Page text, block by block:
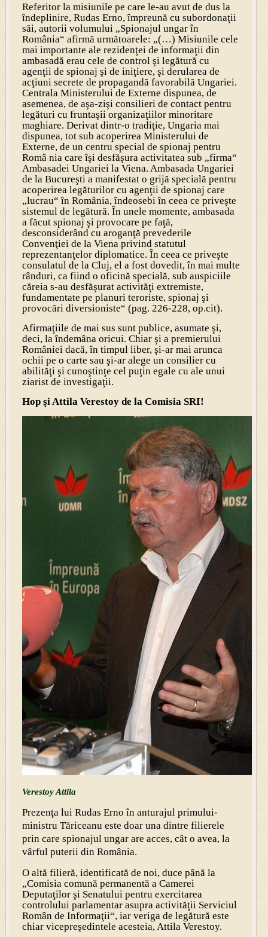
Referitor la misiunile pe care le-au avut de dus la
îndeplinire, Rudas Erno, împreună cu subordonaţii
săi, autorii volumului „Spionajul ungar în
România“ afirmă următoarele: „(…) Misiunile cele
mai importante ale rezidenţei de informaţii din
ambasadă erau cele de control şi legătură cu
agenţii de spionaj şi de iniţiere, şi derularea de
acţiuni secrete de propagandă favorabilă Ungariei.
Centrala Ministerului de Externe dispunea, de
asemenea, de aşa-zişi consilieri de contact pentru
legături cu fruntaşii organizaţiilor minoritare
maghiare. Derivat dintr-o tradiţie, Ungaria mai
dispunea, tot sub acoperirea Ministerului de
Externe, de un centru special de spionaj pentru
Româ nia care îşi desfăşura activitatea sub „firma“
Ambasadei Ungariei la Viena. Ambasada Ungariei
de la Bucureşti a manifestat o grijă specială pentru
acoperirea legăturilor cu agenţii de spionaj care
„lucrau“ în România, îndeosebi în ceea ce priveşte
sistemul de legătură. În unele momente, ambasada
a făcut spionaj şi provocare pe faţă,
desconsiderând cu aroganţă prevederile
Convenţiei de la Viena privind statutul
reprezentanţelor diplomatice. În ceea ce priveşte
consulatul de la Cluj, el a fost dovedit, în mai multe
rânduri, ca fiind o oficină specială, sub auspiciile
căreia s-au desfăşurat activităţi extremiste,
fundamentate pe planuri teroriste, spionaj şi
provocări diversioniste“ (pag. 226-228, op.cit).
Afirmaţiile de mai sus sunt publice, asumate şi,
deci, la îndemâna oricui. Chiar şi a premierului
României dacă, în timpul liber, şi-ar mai arunca
ochii pe o carte sau şi-ar alege un consilier cu
abilităţi şi cunoştinţe cel puţin egale cu ale unui
ziarist de investigaţii.
Hop şi Attila Verestoy de la Comisia SRI!
Verestoy Attila
Prezenţa lui Rudas Erno în anturajul primului-
ministru Tăriceanu este doar una dintre filierele
prin care spionajul ungar are acces, cât o avea, la
vârful puterii din România.
O altă filieră, identificată de noi, duce până la
„Comisia comună permanentă a Camerei
Deputaţilor şi Senatului pentru exercitarea
controlului parlamentar asupra activităţii Serviciul
Român de Informaţii“, iar veriga de legătură este
chiar vicepreşedintele acesteia, Attila Verestoy.